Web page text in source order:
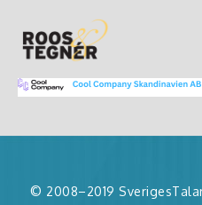
© 2008–2019